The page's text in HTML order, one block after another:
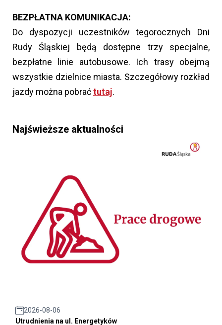
BEZPŁATNA KOMUNIKACJA:
Do dyspozycji uczestników tegorocznych Dni
Rudy Śląskiej będą dostępne trzy specjalne,
bezpłatne linie autobusowe. Ich trasy obejmą
wszystkie dzielnice miasta. Szczegółowy rozkład
jazdy można pobraćtutaj.
Najświeższe aktualności
2026-08-06
Utrudnienia na ul. Energetyków